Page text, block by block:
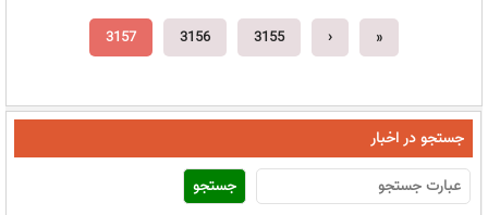
«
‹
3155
3156
3157
جستجو در اخبار